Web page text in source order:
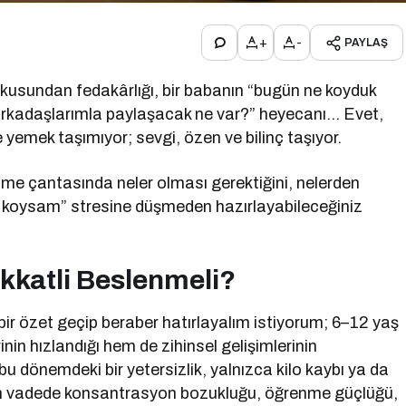
+ - PAYLAŞ
fedakârlığı, bir babanın “bugün ne koyduk
paylaşacak ne var?” heyecanı… Evet,
taşımıyor; sevgi, özen ve bilinç taşıyor.
çantasında neler olması gerektiğini, nelerden
stresine düşmeden hazırlayabileceğiniz
Beslenmeli?
özet geçip beraber hatırlayalım istiyorum; 6–12 yaş
hızlandığı hem de zihinsel gelişimlerinin
dönemdeki bir yetersizlik, yalnızca kilo kaybı ya da
konsantrasyon bozukluğu, öğrenme güçlüğü,